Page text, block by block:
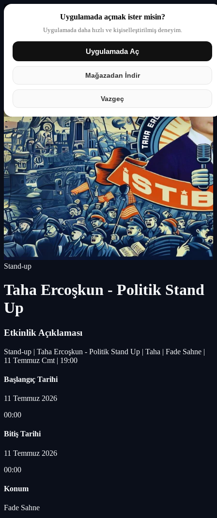
Uygulamada açmak ister misin?
Uygulamada daha hızlı ve kişiselleştirilmiş deneyim.
Uygulamada Aç
Mağazadan İndir
Vazgeç
Giriş yap Partner
Stand-up
Taha Ercoşkun - Politik Stand
Up
Etkinlik Açıklaması
Stand-up | Taha Ercoşkun - Politik Stand Up | Taha | Fade Sahne |
11 Temmuz Cmt | 19:00
Başlangıç Tarihi
11 Temmuz 2026
00:00
Bitiş Tarihi
11 Temmuz 2026
00:00
Konum
Fade Sahne